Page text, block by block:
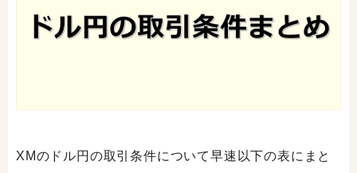
XMのドル円の取引条件について早速以下の表にまと